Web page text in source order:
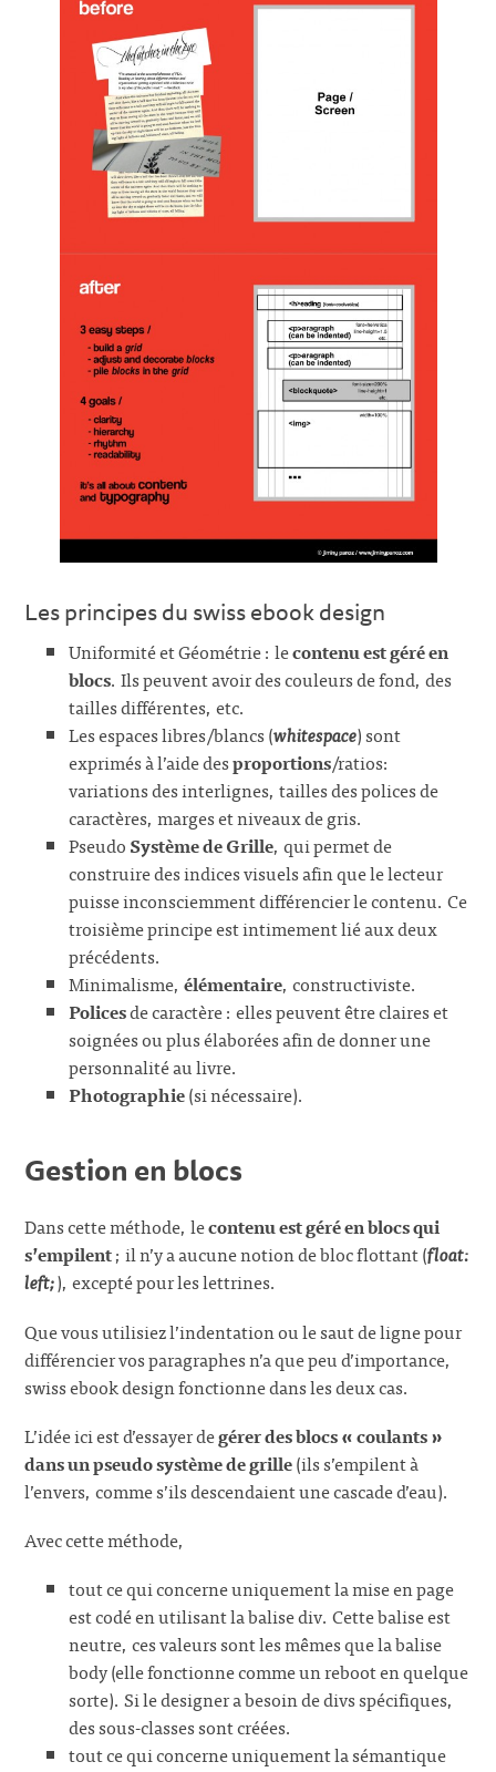
Les principes du swiss ebook design
Uniformité et Géométrie : lecontenu est géré en
blocs. Ils peuvent avoir des couleurs de fond, des
tailles différentes, etc.
Les espaces libres/blancs (whitespace) sont
exprimés à l’aide desproportions/ratios:
variations des interlignes, tailles des polices de
caractères, marges et niveaux de gris.
PseudoSystème de Grille, qui permet de
construire des indices visuels afin que le lecteur
puisse inconsciemment différencier le contenu. Ce
troisième principe est intimement lié aux deux
précédents.
Minimalisme,élémentaire, constructiviste.
Policesde caractère : elles peuvent être claires et
soignées ou plus élaborées afin de donner une
personnalité au livre.
Photographie(si nécessaire).
Gestion en blocs
Dans cette méthode, lecontenu est géré en blocs qui
s’empilent; il n’y a aucune notion de bloc flottant (float:
left;), excepté pour les lettrines.
Que vous utilisiez l’indentation ou le saut de ligne pour
différencier vos paragraphes n’a que peu d’importance,
swiss ebook design fonctionne dans les deux cas.
L’idée ici est d’essayer degérer des blocs « coulants »
dans un pseudo système de grille(ils s’empilent à
l’envers, comme s’ils descendaient une cascade d’eau).
Avec cette méthode,
tout ce qui concerne uniquement la mise en page
est codé en utilisant la balise div. Cette balise est
neutre, ces valeurs sont les mêmes que la balise
body (elle fonctionne comme un reboot en quelque
sorte). Si le designer a besoin de divs spécifiques,
des sous-classes sont créées.
tout ce qui concerne uniquement la sémantique